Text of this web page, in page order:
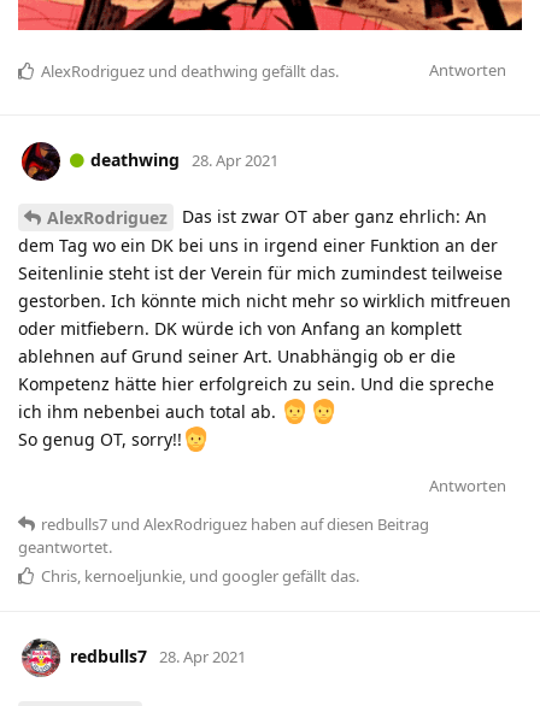
Antworten
AlexRodriguez und deathwing gefällt das.
deathwing 28. Apr 2021
AlexRodriguez
Das ist zwar OT aber ganz ehrlich: An
dem Tag wo ein DK bei uns in irgend einer Funktion an der
Seitenlinie steht ist der Verein für mich zumindest teilweise
gestorben. Ich könnte mich nicht mehr so wirklich mitfreuen
oder mitfiebern. DK würde ich von Anfang an komplett
ablehnen auf Grund seiner Art. Unabhängig ob er die
Kompetenz hätte hier erfolgreich zu sein. Und die spreche
ich ihm nebenbei auch total ab.
So genug OT, sorry!!
Antworten
redbulls7 und AlexRodriguez haben auf diesen Beitrag
geantwortet.
Chris, kernoeljunkie, und googlergefällt das.
redbulls7 28. Apr 2021